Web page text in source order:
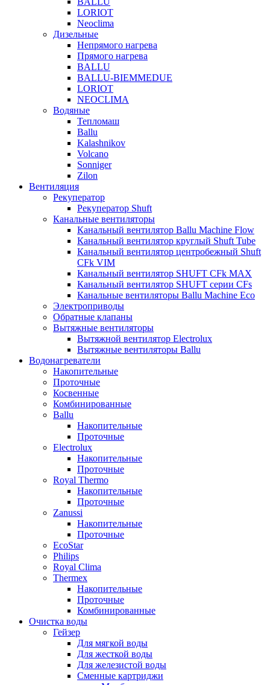
LORIOT
Neoclima
Дизельные
Непрямого нагрева
Прямого нагрева
BALLU
BALLU-BIEMMEDUE
LORIOT
NEOCLIMA
Водяные
Тепломаш
Ballu
Kalashnikov
Volcano
Sonniger
Zilon
Вентиляция
Рекуператор
Рекуператор Shuft
Канальные вентиляторы
Канальный вентилятор Ballu Machine Flow
Канальный вентилятор круглый Shuft Tube
Канальный вентилятор центробежный Shuft
CFk VIM
Канальный вентилятор SHUFT CFk MAX
Канальный вентилятор SHUFT серии CFs
Канальные вентиляторы Ballu Machine Eco
Электроприводы
Обратные клапаны
Вытяжные вентиляторы
Вытяжной вентилятор Electrolux
Вытяжные вентиляторы Ballu
Водонагреватели
Накопительные
Проточные
Косвенные
Комбинированные
Ballu
Накопительные
Проточные
Electrolux
Накопительные
Проточные
Royal Thermo
Накопительные
Проточные
Zanussi
Накопительные
Проточные
EcoStar
Philips
Royal Clima
Thermex
Накопительные
Проточные
Комбинированные
Очистка воды
Гейзер
Для мягкой воды
Для жесткой воды
Для железистой воды
Сменные картриджи